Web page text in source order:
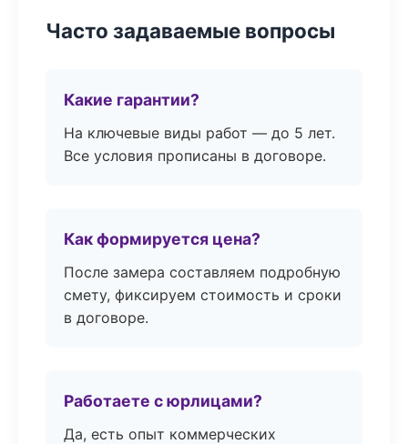
Часто задаваемые вопросы
Какие гарантии?
На ключевые виды работ — до 5 лет.
Все условия прописаны в договоре.
Как формируется цена?
После замера составляем подробную
смету, фиксируем стоимость и сроки
в договоре.
Работаете с юрлицами?
Да, есть опыт коммерческих